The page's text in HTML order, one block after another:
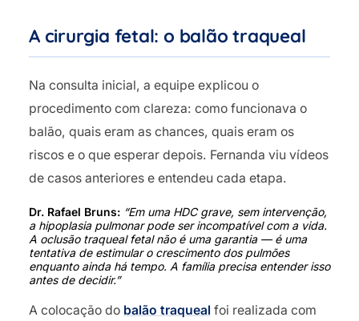
A cirurgia fetal: o balão traqueal
Na consulta inicial, a equipe explicou o
procedimento com clareza: como funcionava o
balão, quais eram as chances, quais eram os
riscos e o que esperar depois. Fernanda viu vídeos
de casos anteriores e entendeu cada etapa.
Dr. Rafael Bruns: “Em uma HDC grave, sem intervenção,
a hipoplasia pulmonar pode ser incompatível com a vida.
A oclusão traqueal fetal não é uma garantia — é uma
tentativa de estimular o crescimento dos pulmões
enquanto ainda há tempo. A família precisa entender isso
antes de decidir.”
A colocação do balão traqueal foi realizada com